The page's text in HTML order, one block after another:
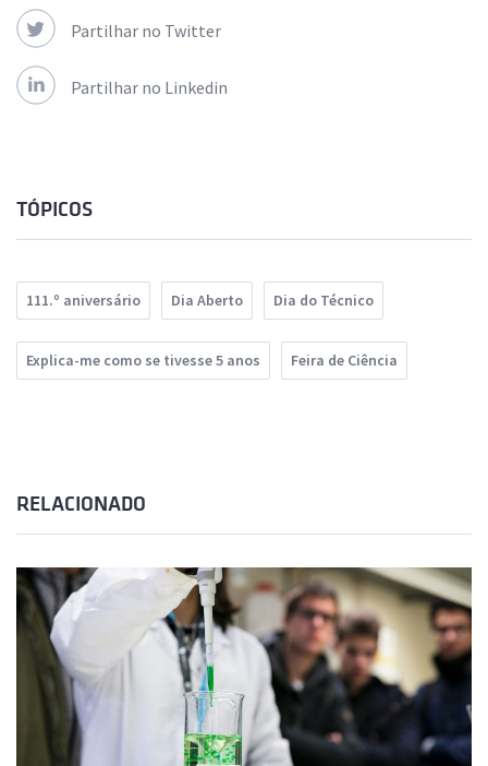
Partilhar no Twitter
Partilhar no Linkedin
TÓPICOS
111.º aniversário Dia Aberto Dia do Técnico
Explica-me como se tivesse 5 anos Feira de Ciência
RELACIONADO